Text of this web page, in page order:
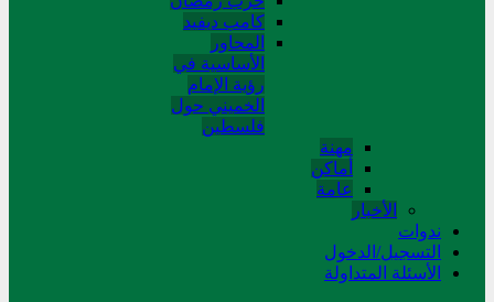
کامب دیفید
المحاور
الأساسية في
رؤية الإمام
الخميني حول
فلسطین
مهنة
أماکن
عامة
الأخبار
ندوات
التسجیل/الدخول
الأسئلة المتداولة